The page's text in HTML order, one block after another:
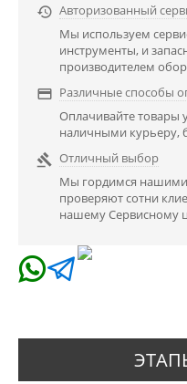
 Авторизованный
Мы используем
инструменты, и
производителем
 Различные способы
Оплачивайте
наличными курьеру,
 Отличный выбор
Мы гордимся
проверяют сотни
нашему Сервисному